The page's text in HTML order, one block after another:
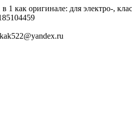
1 как оригинале: для электро-,